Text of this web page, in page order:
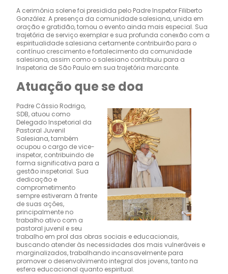
A cerimônia solene foi presidida pelo Padre Inspetor Filiberto
González. A presença da comunidade salesiana, unida em
oração e gratidão, tornou o evento ainda mais especial. Sua
trajetória de serviço exemplar e sua profunda conexão com a
espiritualidade salesiana certamente contribuirão para o
contínuo crescimento e fortalecimento da comunidade
salesiana, assim como o salesiano contribuiu para a
Inspetoria de São Paulo em sua trajetória marcante.
Atuação que se doa
Padre Cássio Rodrigo,
SDB, atuou como
Delegado Inspetorial da
Pastoral Juvenil
Salesiana, também
ocupou o cargo de vice-
inspetor, contribuindo de
forma significativa para a
gestão inspetorial. Sua
dedicação e
comprometimento
sempre estiveram à frente
de suas ações,
principalmente no
trabalho ativo com a
pastoral juvenil e seu
trabalho em prol das obras sociais e educacionais,
buscando atender às necessidades dos mais vulneráveis e
marginalizados, trabalhando incansavelmente para
promover o desenvolvimento integral dos jovens, tanto na
esfera educacional quanto espiritual.